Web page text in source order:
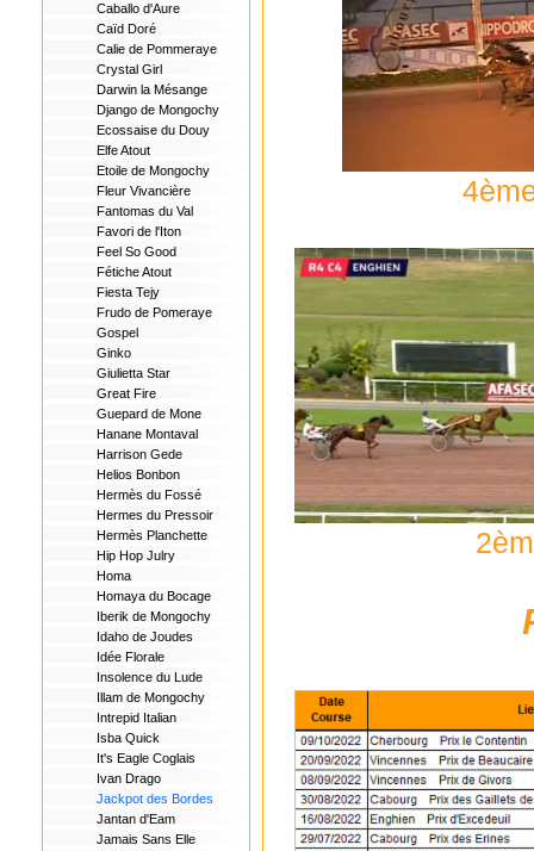
Caballo d'Aure
Caïd Doré
Calie de Pommeraye
Crystal Girl
Darwin la Mésange
Django de Mongochy
Ecossaise du Douy
Elfe Atout
Etoile de Mongochy
Fleur Vivancière
Fantomas du Val
Favori de l'Iton
Feel So Good
Fétiche Atout
Fiesta Tejy
Frudo de Pomeraye
Gospel
Ginko
Giulietta Star
Great Fire
Guepard de Mone
Hanane Montaval
Harrison Gede
Helios Bonbon
Hermès du Fossé
Hermes du Pressoir
Hermès Planchette
Hip Hop Julry
Homa
Homaya du Bocage
Iberik de Mongochy
Idaho de Joudes
Idée Florale
Insolence du Lude
Illam de Mongochy
Intrepid Italian
Isba Quick
It's Eagle Coglais
Ivan Drago
Jackpot des Bordes
Jantan d'Eam
Jamais Sans Elle